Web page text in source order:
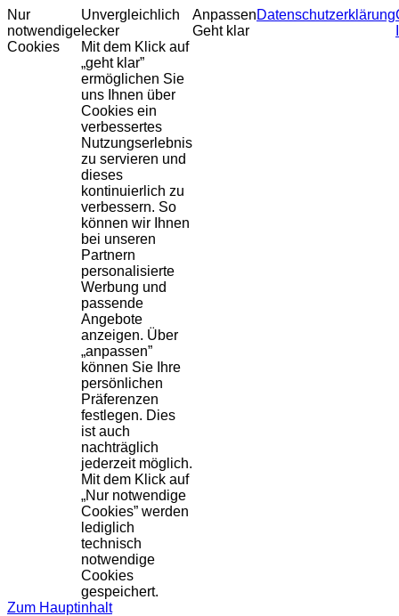
Nur
notwendige
Cookies
Unvergleichlich
lecker
Mit dem Klick auf
„geht klar”
ermöglichen Sie
uns Ihnen über
Cookies ein
verbessertes
Nutzungserlebnis
zu servieren und
dieses
kontinuierlich zu
verbessern. So
können wir Ihnen
bei unseren
Partnern
personalisierte
Werbung und
passende
Angebote
anzeigen. Über
„anpassen”
können Sie Ihre
persönlichen
Präferenzen
festlegen. Dies
ist auch
nachträglich
jederzeit möglich.
Mit dem Klick auf
„Nur notwendige
Cookies” werden
lediglich
technisch
notwendige
Cookies
gespeichert.
Anpassen
Geht klar
Datenschutzerklärung
Zum Hauptinhalt